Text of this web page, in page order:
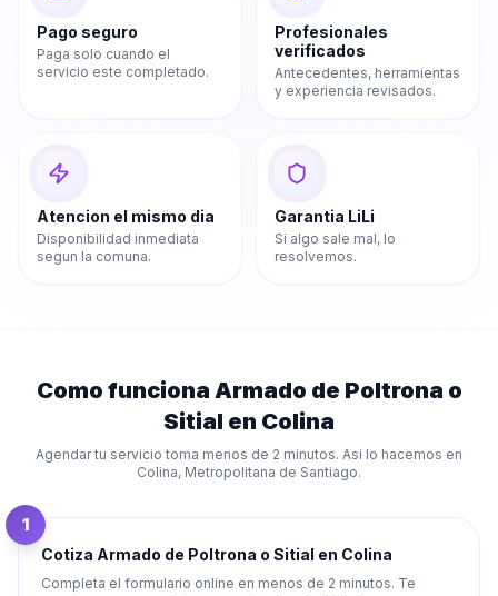
Pago seguro
Paga solo cuando el
servicio este completado.
Profesionales
verificados
Antecedentes, herramientas
y experiencia revisados.
Atencion el mismo dia
Disponibilidad inmediata
segun la comuna.
Garantia LiLi
Si algo sale mal, lo
resolvemos.
Como funciona Armado de Poltrona o
Sitial en Colina
Agendar tu servicio toma menos de 2 minutos. Asi lo hacemos en
Colina, Metropolitana de Santiago.
1
Cotiza Armado de Poltrona o Sitial en Colina
Completa el formulario online en menos de 2 minutos. Te